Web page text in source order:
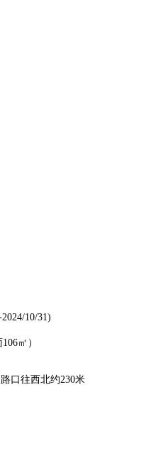
10/31)
㎡）
口往西北约230米